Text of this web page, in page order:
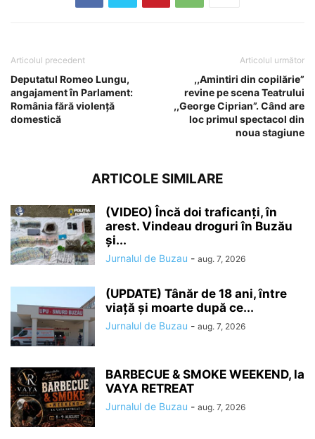
Articolul precedent
Deputatul Romeo Lungu,
angajament în Parlament:
România fără violență
domestică
Articolul următor
,,Amintiri din copilărie”
revine pe scena Teatrului
,,George Ciprian”. Când are
loc primul spectacol din
noua stagiune
ARTICOLE SIMILARE
(VIDEO) Încă doi traficanți, în
arest. Vindeau droguri în Buzău
și...
Jurnalul de Buzau - aug. 7, 2026
(UPDATE) Tânăr de 18 ani, între
viață și moarte după ce...
Jurnalul de Buzau - aug. 7, 2026
BARBECUE & SMOKE WEEKEND, la
VAYA RETREAT
Jurnalul de Buzau - aug. 7, 2026